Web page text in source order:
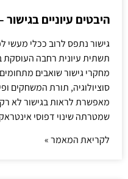
היבטים עיוניים
גישור נתפס לרוב ככלי מעשי
תשתית עיונית רחבה
מחקרי גישור שואבים
סוציולוגיה, תורת המשחקים
מאפשרת לראות בגישור לא
שמטרתה שינוי דפוסי
לקריאת המאמר »